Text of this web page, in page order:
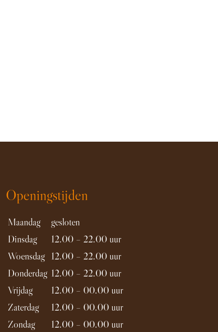
Openingstijden
Maandag
gesloten
Dinsdag
12.00 – 22.00 uur
Woensdag 12.00 – 22.00 uur
Donderdag 12.00 – 22.00 uur
Vrijdag
12.00 – 00.00 uur
Zaterdag
12.00 – 00.00 uur
Zondag
12.00 – 00.00 uur